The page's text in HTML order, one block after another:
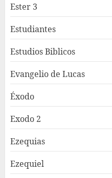
Ester 3
Estudiantes
Estudios Biblicos
Evangelio de Lucas
Éxodo
Exodo 2
Ezequias
Ezequiel